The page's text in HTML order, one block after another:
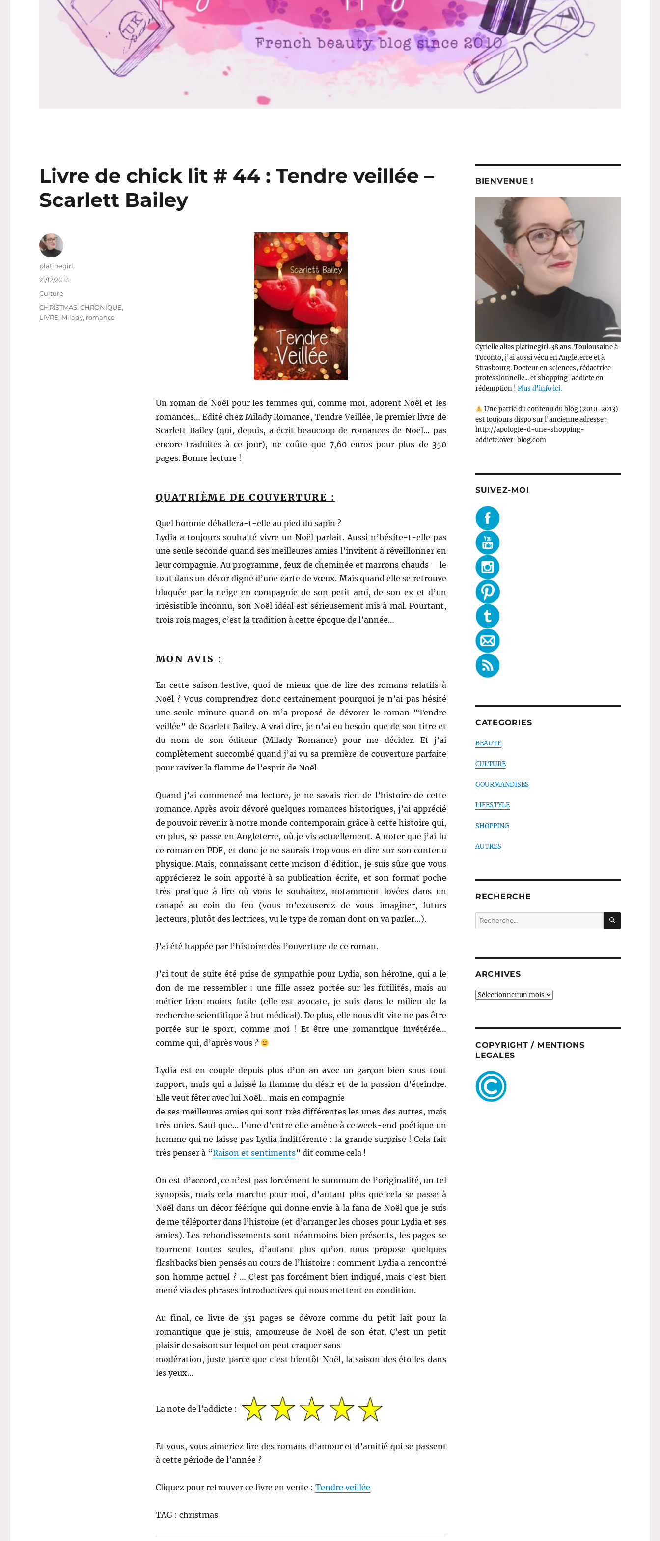
Livre de chick lit # 44 : Tendre veillée –
Scarlett Bailey
Un roman de Noël pour les femmes qui, comme moi, adorent Noël et les
romances… Edité chez Milady Romance, Tendre Veillée, le premier livre de
Scarlett Bailey (qui, depuis, a écrit beaucoup de romances de Noël… pas
encore traduites à ce jour), ne coûte que 7,60 euros pour plus de 350
pages. Bonne lecture !
QUATRIÈME DE COUVERTURE :
Quel homme déballera-t-elle au pied du sapin ?
Lydia a toujours souhaité vivre un Noël parfait. Aussi n’hésite-t-elle pas
une seule seconde quand ses meilleures amies l’invitent à réveillonner en
leur compagnie. Au programme, feux de cheminée et marrons chauds – le
tout dans un décor digne d’une carte de vœux. Mais quand elle se retrouve
bloquée par la neige en compagnie de son petit ami, de son ex et d’un
irrésistible inconnu, son Noël idéal est sérieusement mis à mal. Pourtant,
trois rois mages, c’est la tradition à cette époque de l’année…
MON AVIS :
En cette saison festive, quoi de mieux que de lire des romans relatifs à
Noël ? Vous comprendrez donc certainement pourquoi je n’ai pas hésité
une seule minute quand on m’a proposé de dévorer le roman “Tendre
veillée” de Scarlett Bailey. A vrai dire, je n’ai eu besoin que de son titre et
du nom de son éditeur (Milady Romance) pour me décider. Et j’ai
complètement succombé quand j’ai vu sa première de couverture parfaite
pour raviver la flamme de l’esprit de Noël.
Quand j’ai commencé ma lecture, je ne savais rien de l’histoire de cette
romance. Après avoir dévoré quelques romances historiques, j’ai apprécié
de pouvoir revenir à notre monde contemporain grâce à cette histoire qui,
en plus, se passe en Angleterre, où je vis actuellement. A noter que j’ai lu
ce roman en PDF, et donc je ne saurais trop vous en dire sur son contenu
physique. Mais, connaissant cette maison d’édition, je suis sûre que vous
apprécierez le soin apporté à sa publication écrite, et son format poche
très pratique à lire où vous le souhaitez, notamment lovées dans un
canapé au coin du feu (vous m’excuserez de vous imaginer, futurs
lecteurs, plutôt des lectrices, vu le type de roman dont on va parler…).
J’ai été happée par l’histoire dès l’ouverture de ce roman.
J’ai tout de suite été prise de sympathie pour Lydia, son héroïne, qui a le
don de me ressembler : une fille assez portée sur les futilités, mais au
métier bien moins futile (elle est avocate, je suis dans le milieu de la
recherche scientifique à but médical). De plus, elle nous dit vite ne pas être
portée sur le sport, comme moi ! Et être une romantique invétérée…
comme qui, d’après vous ?
Lydia est en couple depuis plus d’un an avec un garçon bien sous tout
rapport, mais qui a laissé la flamme du désir et de la passion d’éteindre.
Elle veut fêter avec lui Noël… mais en compagnie
de ses meilleures amies qui sont très différentes les unes des autres, mais
très unies. Sauf que… l’une d’entre elle amène à ce week-end poétique un
homme qui ne laisse pas Lydia indifférente : la grande surprise ! Cela fait
très penser à “Raison et sentiments” dit comme cela !
On est d’accord, ce n’est pas forcément le summum de l’originalité, un tel
synopsis, mais cela marche pour moi, d’autant plus que cela se passe à
Noël dans un décor féérique qui donne envie à la fana de Noël que je suis
de me téléporter dans l’histoire (et d’arranger les choses pour Lydia et ses
amies). Les rebondissements sont néanmoins bien présents, les pages se
tournent toutes seules, d’autant plus qu’on nous propose quelques
flashbacks bien pensés au cours de l’histoire : comment Lydia a rencontré
son homme actuel ? … C’est pas forcément bien indiqué, mais c’est bien
mené via des phrases introductives qui nous mettent en condition.
Au final, ce livre de 351 pages se dévore comme du petit lait pour la
romantique que je suis, amoureuse de Noël de son état. C’est un petit
plaisir de saison sur lequel on peut craquer sans
modération, juste parce que c’est bientôt Noël, la saison des étoiles dans
les yeux…
La note de l’addicte :
Et vous, vous aimeriez lire des romans d’amour et d’amitié qui se passent
à cette période de l’année ?
Cliquez pour retrouver ce livre en vente : Tendre veillée
TAG : christmas
Auteur
platinegirl
Publié
21/12/2013
Catégories
Culture
Étiquettes
CHRISTMAS,CHRONIQUE,
LIVRE, Milady, romance
BIENVENUE !
Cyrielle alias platinegirl. 38 ans. Toulousaine à
Toronto, j'ai aussi vécu en Angleterre et à
Strasbourg. Docteur en sciences, rédactrice
professionnelle... et shopping-addicte en
rédemption ! Plus d'info ici.
Une partie du contenu du blog (2010-2013)
est toujours dispo sur l'ancienne adresse :
http://apologie-d-une-shopping-
addicte.over-blog.com
SUIVEZ-MOI
CATEGORIES
BEAUTE
CULTURE
GOURMANDISES
LIFESTYLE
SHOPPING
AUTRES
RECHERCHE
Recherche
pour :
ARCHIVES
ARCHIVES
COPYRIGHT / MENTIONS
LEGALES